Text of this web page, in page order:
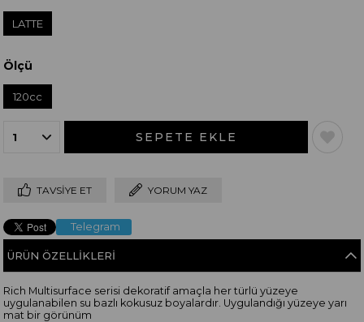
LATTE
Ölçü
120cc
TAVSIYE ET YORUM YAZ
Telegram
ÜRÜN ÖZELLIKLERI
Rich Multisurface serisi dekoratif amaçla her türlü yüzeye
uygulanabilen su bazlı kokusuz boyalardır. Uygulandığı yüzeye yarı
mat bir görünüm